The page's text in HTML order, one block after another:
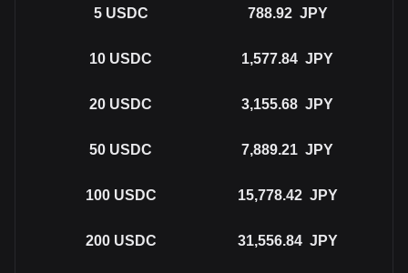
5 USDC 788.92 JPY
10 USDC 1,577.84 JPY
20 USDC 3,155.68 JPY
50 USDC 7,889.21 JPY
100 USDC 15,778.42 JPY
200 USDC 31,556.84 JPY